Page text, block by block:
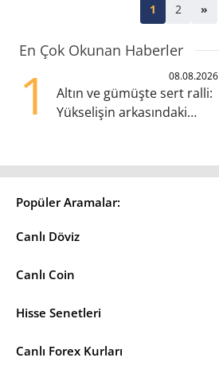
1 2 »
En Çok Okunan Haberler
1 08.08.2026
Altın ve gümüşte sert ralli:
Yükselişin arkasındaki
Popüler Aramalar:
Canlı Döviz
Canlı Coin
Hisse Senetleri
Canlı Forex Kurları